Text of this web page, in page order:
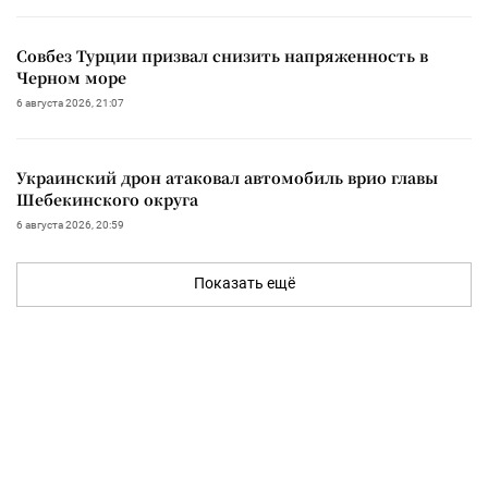
Совбез Турции призвал снизить напряженность в
Черном море
6 августа 2026, 21:07
Украинский дрон атаковал автомобиль врио главы
Шебекинского округа
6 августа 2026, 20:59
Показать ещё